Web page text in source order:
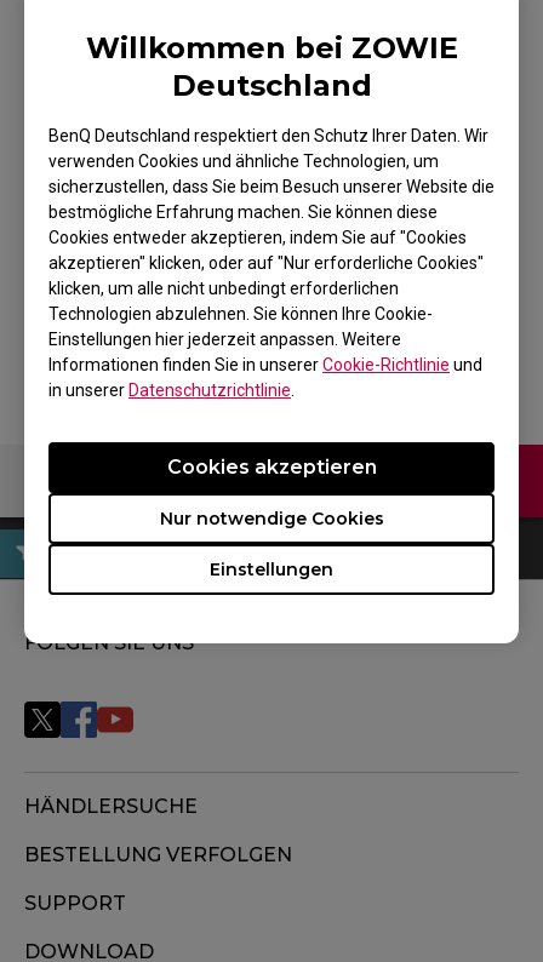
Willkommen bei ZOWIE
Deutschland
BenQ Deutschland respektiert den Schutz Ihrer Daten. Wir
verwenden Cookies und ähnliche Technologien, um
sicherzustellen, dass Sie beim Besuch unserer Website die
bestmögliche Erfahrung machen. Sie können diese
Cookies entweder akzeptieren, indem Sie auf "Cookies
akzeptieren" klicken, oder auf "Nur erforderliche Cookies"
klicken, um alle nicht unbedingt erforderlichen
Technologien abzulehnen. Sie können Ihre Cookie-
Einstellungen hier jederzeit anpassen. Weitere
Informationen finden Sie in unsererCookie-Richtlinie und
in unserer Datenschutzrichtlinie
Einstellungen
Nur notwendige Cookies
Cookies akzeptieren
ZOWIE EC1 V2 Maus
Für Esport - Rote
Edition
Zurück zum Produkt
Kontaktiere uns
FOLGEN SIE UNS
HÄNDLERSUCHE
BESTELLUNG VERFOLGEN
SUPPORT
DOWNLOAD